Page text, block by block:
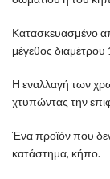
Κατασκευασμένο
μέγεθος
Η εναλλαγή των
χτυπώντας την
Ένα προϊόν που δεν
κατάστημα, κήπο.